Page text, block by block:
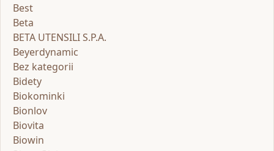
Best
Beta
BETA UTENSILI S.P.A.
Beyerdynamic
Bez kategorii
Bidety
Biokominki
Bionlov
Biovita
Biowin